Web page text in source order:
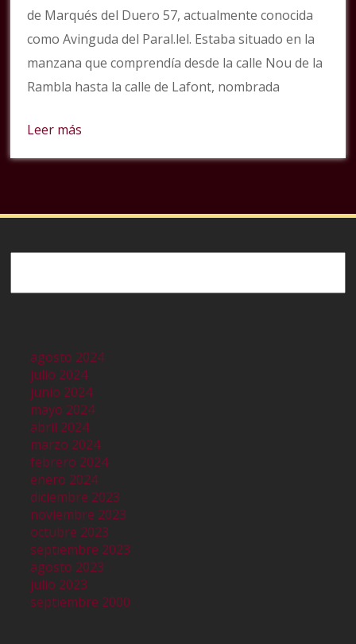
de Marqués del Duero 57, actualmente conocida
como Avinguda del Paral.lel. Estaba situado en la
manzana que comprendía desde la calle Nou de la
Rambla hasta la calle de Lafont, nombrada
Leer más
agosto 2024
julio 2024
junio 2024
mayo 2024
abril 2024
marzo 2024
febrero 2024
enero 2024
diciembre 2023
noviembre 2023
octubre 2023
septiembre 2023
agosto 2023
julio 2023
septiembre 2000